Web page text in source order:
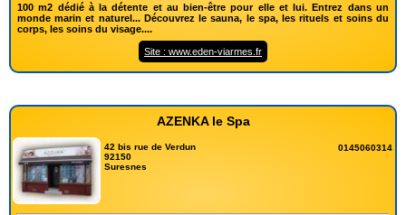
100 m2 dédié à la détente et au bien-être pour elle et lui. Entrez dans un
monde marin et naturel... Découvrez le sauna, le spa, les rituels et soins du
corps, les soins du visage....
Site : www.eden-viarmes.fr
AZENKA le Spa
42 bis rue de Verdun
92150
Suresnes
0145060314